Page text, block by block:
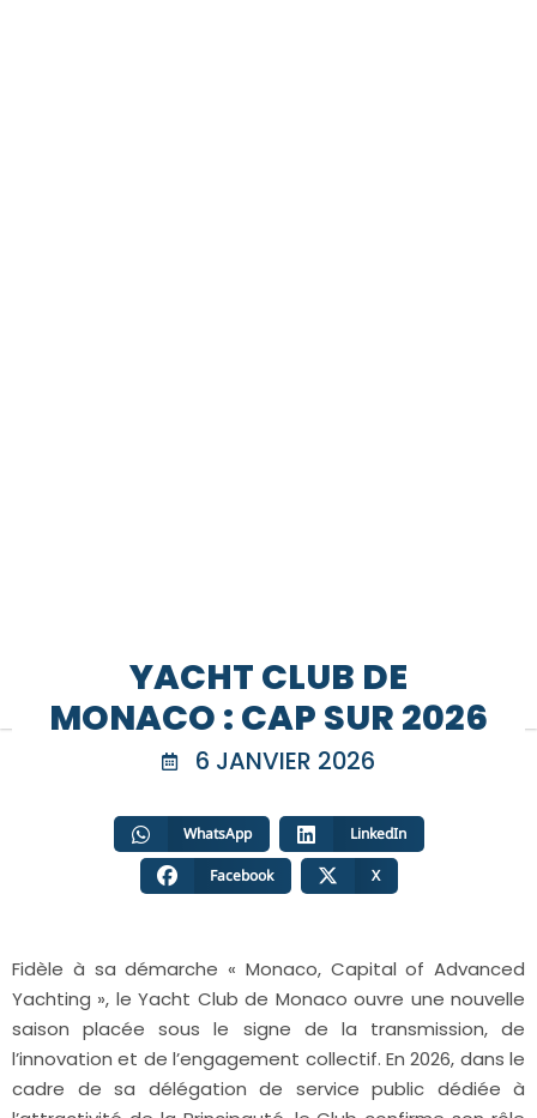
YACHT CLUB DE
MONACO : CAP SUR 2026
6 JANVIER 2026
WhatsApp LinkedIn
Facebook X
Fidèle à sa démarche « Monaco, Capital of Advanced
Yachting », le Yacht Club de Monaco ouvre une nouvelle
saison placée sous le signe de la transmission, de
l’innovation et de l’engagement collectif. En 2026, dans le
cadre de sa délégation de service public dédiée à